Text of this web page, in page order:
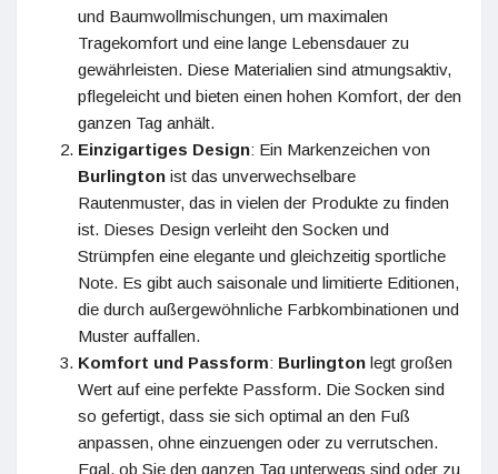
und Baumwollmischungen, um maximalen
Tragekomfort und eine lange Lebensdauer zu
gewährleisten. Diese Materialien sind atmungsaktiv,
pflegeleicht und bieten einen hohen Komfort, der den
ganzen Tag anhält.
Einzigartiges Design: Ein Markenzeichen von
Burlington ist das unverwechselbare
Rautenmuster, das in vielen der Produkte zu finden
ist. Dieses Design verleiht den Socken und
Strümpfen eine elegante und gleichzeitig sportliche
Note. Es gibt auch saisonale und limitierte Editionen,
die durch außergewöhnliche Farbkombinationen und
Muster auffallen.
Komfort und Passform: Burlington legt großen
Wert auf eine perfekte Passform. Die Socken sind
so gefertigt, dass sie sich optimal an den Fuß
anpassen, ohne einzuengen oder zu verrutschen.
Egal, ob Sie den ganzen Tag unterwegs sind oder zu